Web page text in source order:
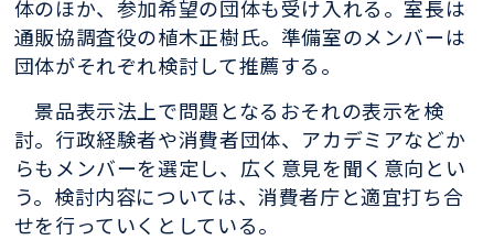
体のほか、参加希望の団体も受け入れる。室長は
通販協調査役の植木正樹氏。準備室のメンバーは
団体がそれぞれ検討して推薦する。
景品表示法上で問題となるおそれの表示を検
討。行政経験者や消費者団体、アカデミアなどか
らもメンバーを選定し、広く意見を聞く意向とい
う。検討内容については、消費者庁と適宜打ち合
せを行っていくとしている。